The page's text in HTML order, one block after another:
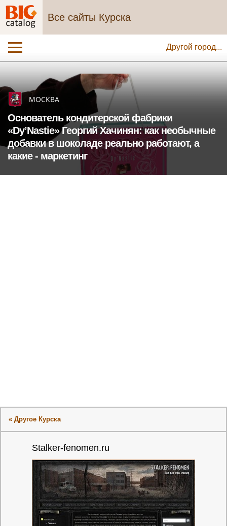
Все сайты Курска
Другой город...
МОСКВА
Основатель кондитерской фабрики
«Dy’Nastie» Георгий Хачинян: как необычные
добавки в шоколаде реально работают, а
какие - маркетинг
« Другое Курска
Stalker-fenomen.ru